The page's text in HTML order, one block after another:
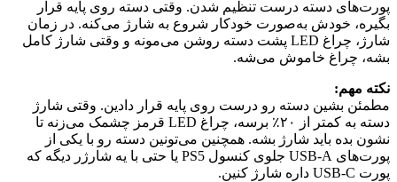
پورت‌های دسته درست تنظیم شدن. وقتی دسته روی پایه قرار
بگیره، خودش به‌صورت خودکار شروع به شارژ می‌کنه. در زمان
شارژ، چراغ LED پشت دسته روشن می‌مونه و وقتی شارژ کامل
بشه، چراغ خاموش می‌شه.
نکته مهم:
مطمئن بشین دسته رو درست روی پایه قرار دادین. وقتی شارژ
دسته به کمتر از ۲۰٪ برسه، چراغ LED قرمز چشمک می‌زنه تا
نشون بده باید شارژ بشه. همچنین می‌تونین دسته رو با یکی از
پورت‌های USB-A جلوی کنسول PS5 یا حتی با یه شارژر دیگه که
پورت USB-C داره شارژ کنین.